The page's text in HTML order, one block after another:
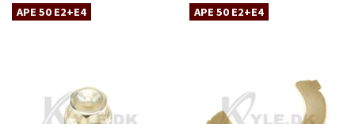
APE 50 E2+E4 APE 50 E2+E4